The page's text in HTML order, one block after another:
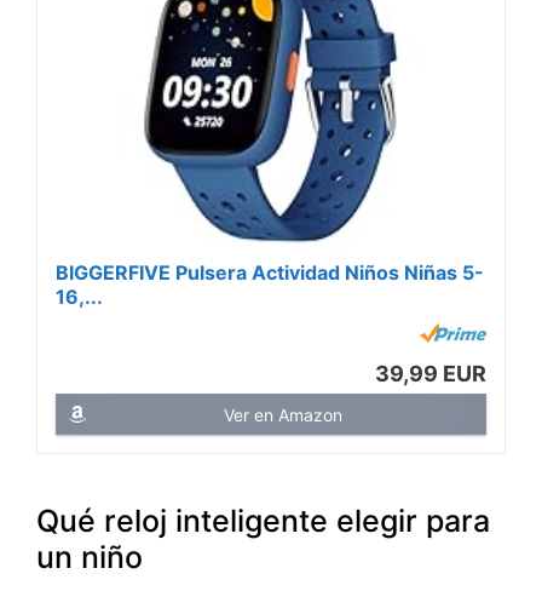
BIGGERFIVE Pulsera Actividad Niños Niñas 5-
16,...
39,99 EUR
Ver en Amazon
Qué reloj inteligente elegir para
un niño